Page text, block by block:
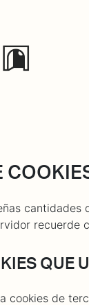
recuerde
QUE
cookies de